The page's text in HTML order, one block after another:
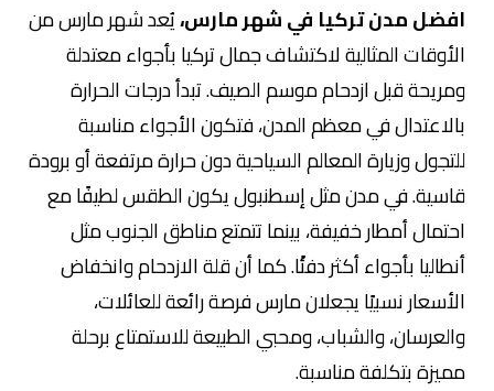
افضل مدن تركيا في شهر مارس،يُعد شهر مارس من
الأوقات المثالية لاكتشاف جمال تركيا بأجواء معتدلة
ومريحة قبل ازدحام موسم الصيف. تبدأ درجات الحرارة
بالاعتدال في معظم المدن، فتكون الأجواء مناسبة
للتجول وزيارة المعالم السياحية دون حرارة مرتفعة أو برودة
قاسية. في مدن مثلإسطنبوليكون الطقس لطيفًا مع
احتمال أمطار خفيفة، بينما تتمتع مناطق الجنوب مثل
أنطاليابأجواء أكثر دفئًا. كما أن قلة الازدحام وانخفاض
الأسعار نسبيًا يجعلان مارس فرصة رائعة للعائلات،
والعرسان، والشباب، ومحبي الطبيعة للاستمتاع برحلة
مميزة بتكلفة مناسبة.